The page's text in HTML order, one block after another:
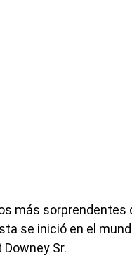
más sorprendentes
se inició en el
Downey Sr.